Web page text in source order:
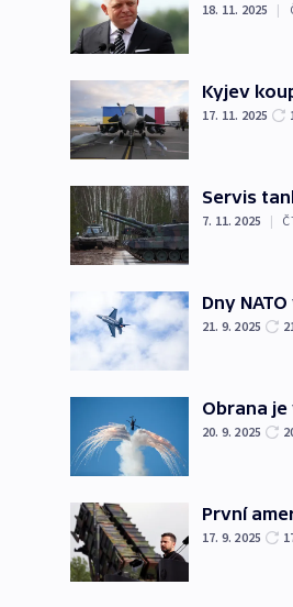
18. 11. 2025 |
Kyjev
17. 11. 2025
Servis
7. 11. 2025 |
Dny
21. 9. 2025
Obrana je
20. 9. 2025
První
17. 9. 2025